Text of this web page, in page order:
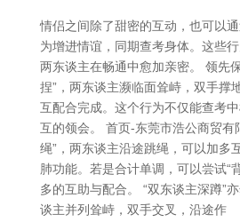
情侣之间除了甜密的互动，也可以
为增进情谊，同期查考身体。这些
两东谈主在畅通中愈加亲密。 领先
捏”，两东谈主濒临面耸峙，双手撑
互配合完成。这个行为不仅能查考
互的领会。 首页-东莞市浩公商贸有
绳”，两东谈主沿途跳绳，可以加多
肺功能。若是合计单调，可以尝试“
多的互助与配合。 “双东谈主深蹲”
谈主并列耸峙，双手交叉，沿途作